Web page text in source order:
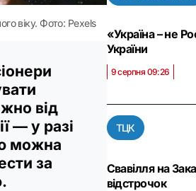
віку. Фото: Pexels
від
— у разі
можна
за
«Україна – не
України
9 серпня 09:26
ТЦК
Свавілля на
відстрочок